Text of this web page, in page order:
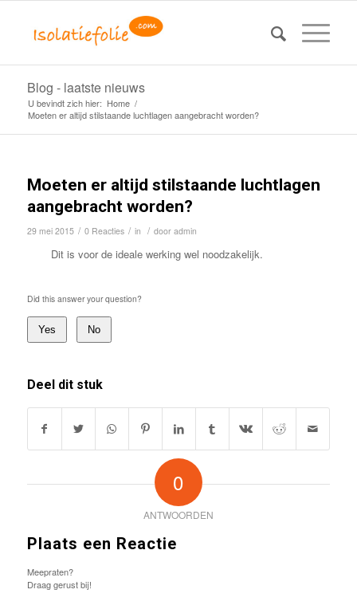
Blog - laatste nieuws
U bevindt zich hier: Home /
Moeten er altijd stilstaande luchtlagen aangebracht worden?
Moeten er altijd stilstaande luchtlagen
aangebracht worden?
29 mei 2015 / 0 Reacties / in / door admin
Dit is voor de ideale werking wel noodzakelijk.
Did this answer your question?
Yes No
Deel dit stuk
0
ANTWOORDEN
Plaats een Reactie
Meepraten?
Draag gerust bij!